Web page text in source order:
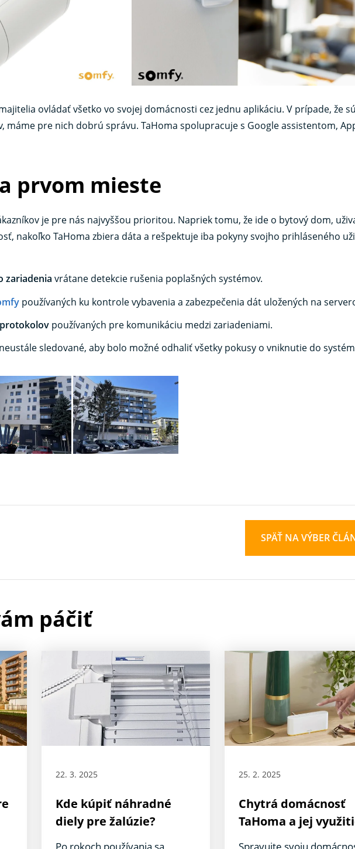
ovládať všetko vo svojej domácnosti cez jednu aplikáciu. V prípade, že sú
máme pre nich dobrú správu. TaHoma spolupracuje s Google assistentom,
prvom mieste
je pre nás najvyššou prioritou. Napriek tomu, že ide o bytový dom,
nakoľko TaHoma zbiera dáta a rešpektuje iba pokyny svojho prihláseného
zariadenia vrátane detekcie rušenia poplašných systémov.
používaných ku kontrole vybavenia a zabezpečenia dát uložených na
používaných pre komunikáciu medzi zariadeniami.
sledované, aby bolo možné odhaliť všetky pokusy o vniknutie do
SPÄŤ NA VÝBER
páčiť
22. 3. 2025
Kde kúpiť náhradné
diely pre žalúzie?
25. 2. 2025
Chytrá domácnosť
TaHoma a jej